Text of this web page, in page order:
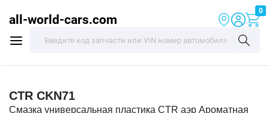
all-world-cars.com
0
CTR CKN71
Смазка универсальная пластика CTR аэр Ароматная